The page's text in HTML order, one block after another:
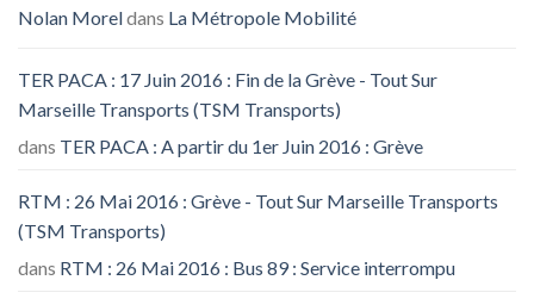
Nolan Moreldans La Métropole Mobilité
TER PACA : 17 Juin 2016 : Fin de la Grève - Tout Sur
Marseille Transports (TSM Transports)
dans TER PACA : A partir du 1er Juin 2016 : Grève
RTM : 26 Mai 2016 : Grève - Tout Sur Marseille Transports
(TSM Transports)
dans RTM : 26 Mai 2016 : Bus 89 : Service interrompu